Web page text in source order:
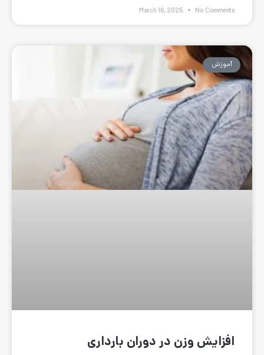
March 16,
دوران بارداری